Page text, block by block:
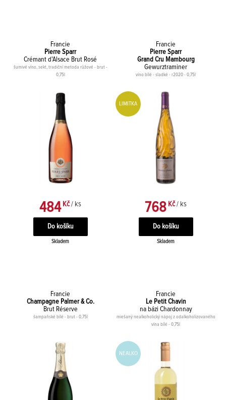
Francie
Pierre Sparr
Crémant d'Alsace Brut Rosé
šumivé víno, sekt, tradiční metoda růžové - brut -
0,75l
484 Kč / ks
Skladem
Francie
Pierre Sparr
Grand Cru Mambourg
Gewurztraminer
víno bílé - sladké - r2020 - 0,75l
LIMITKA
768 Kč / ks
Skladem
Francie
Champagne Palmer & Co.
Brut Réserve
šampaňské bílé - brut - 0,75l
Francie
Le Petit Chavin
na bázi Chardonnay
miešaný nealkoholický nápoj z odalkoholizovaného
vína bílé - 0,75l
NEALKO